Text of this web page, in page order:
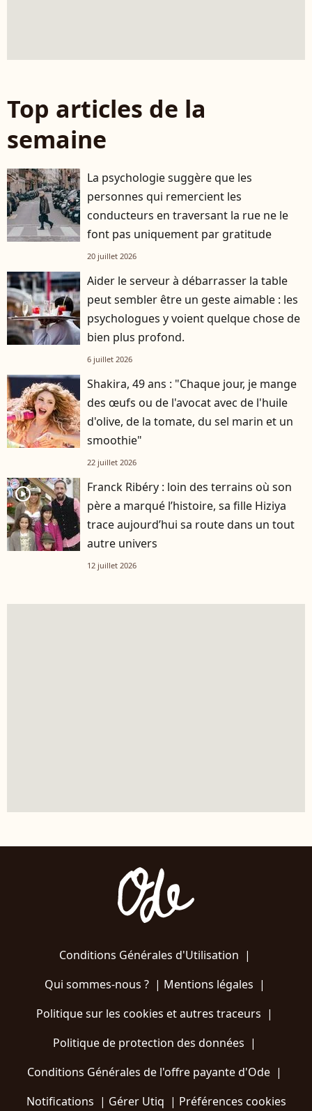
Top articles de la
semaine
La psychologie suggère que les
personnes qui remercient les
conducteurs en traversant la rue ne le
font pas uniquement par gratitude
20 juillet 2026
Aider le serveur à débarrasser la table
peut sembler être un geste aimable : les
psychologues y voient quelque chose de
bien plus profond.
6 juillet 2026
Shakira, 49 ans : "Chaque jour, je mange
des œufs ou de l'avocat avec de l'huile
d'olive, de la tomate, du sel marin et un
smoothie"
22 juillet 2026
player2
Franck Ribéry : loin des terrains où son
père a marqué l’histoire, sa fille Hiziya
trace aujourd’hui sa route dans un tout
autre univers
12 juillet 2026
Conditions Générales d'Utilisation |
Qui sommes-nous ?| Mentions légales |
Politique sur les cookies et autres traceurs |
Politique de protection des données |
Conditions Générales de l'offre payante d'Ode |
Notifications | Gérer Utiq | Préférences cookies